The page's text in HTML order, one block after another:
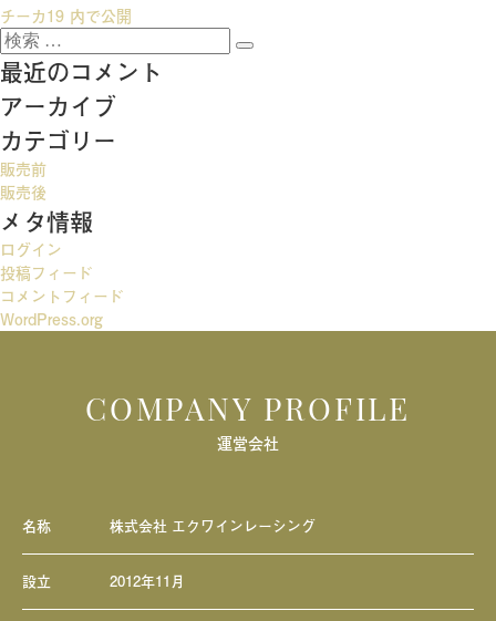
投
稿
ナ
ビ
ゲ
ー
シ
ョ
ン
チーカ19 内で公開
検
索:
検
最近のコメント
アーカイブ
カテゴリー
販売前
販売後
メタ情報
ログイン
投稿フィード
コメントフィード
WordPress.org
COMPANY PROFILE
運営会社
名称 株式会社 エクワインレーシング
設立 2012年11月